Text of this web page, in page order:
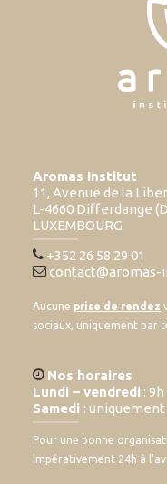
Aromas Institut
11, Avenue de la
L-4660 Differdange
LUXEMBOURG
+352 26 58 29 01
contact@aromas-
Aucune prise de rendez
sociaux, uniquement par
Nos horaires
Lundi – vendredi :
Samedi :
Pour une bonne
impérativement 24h à